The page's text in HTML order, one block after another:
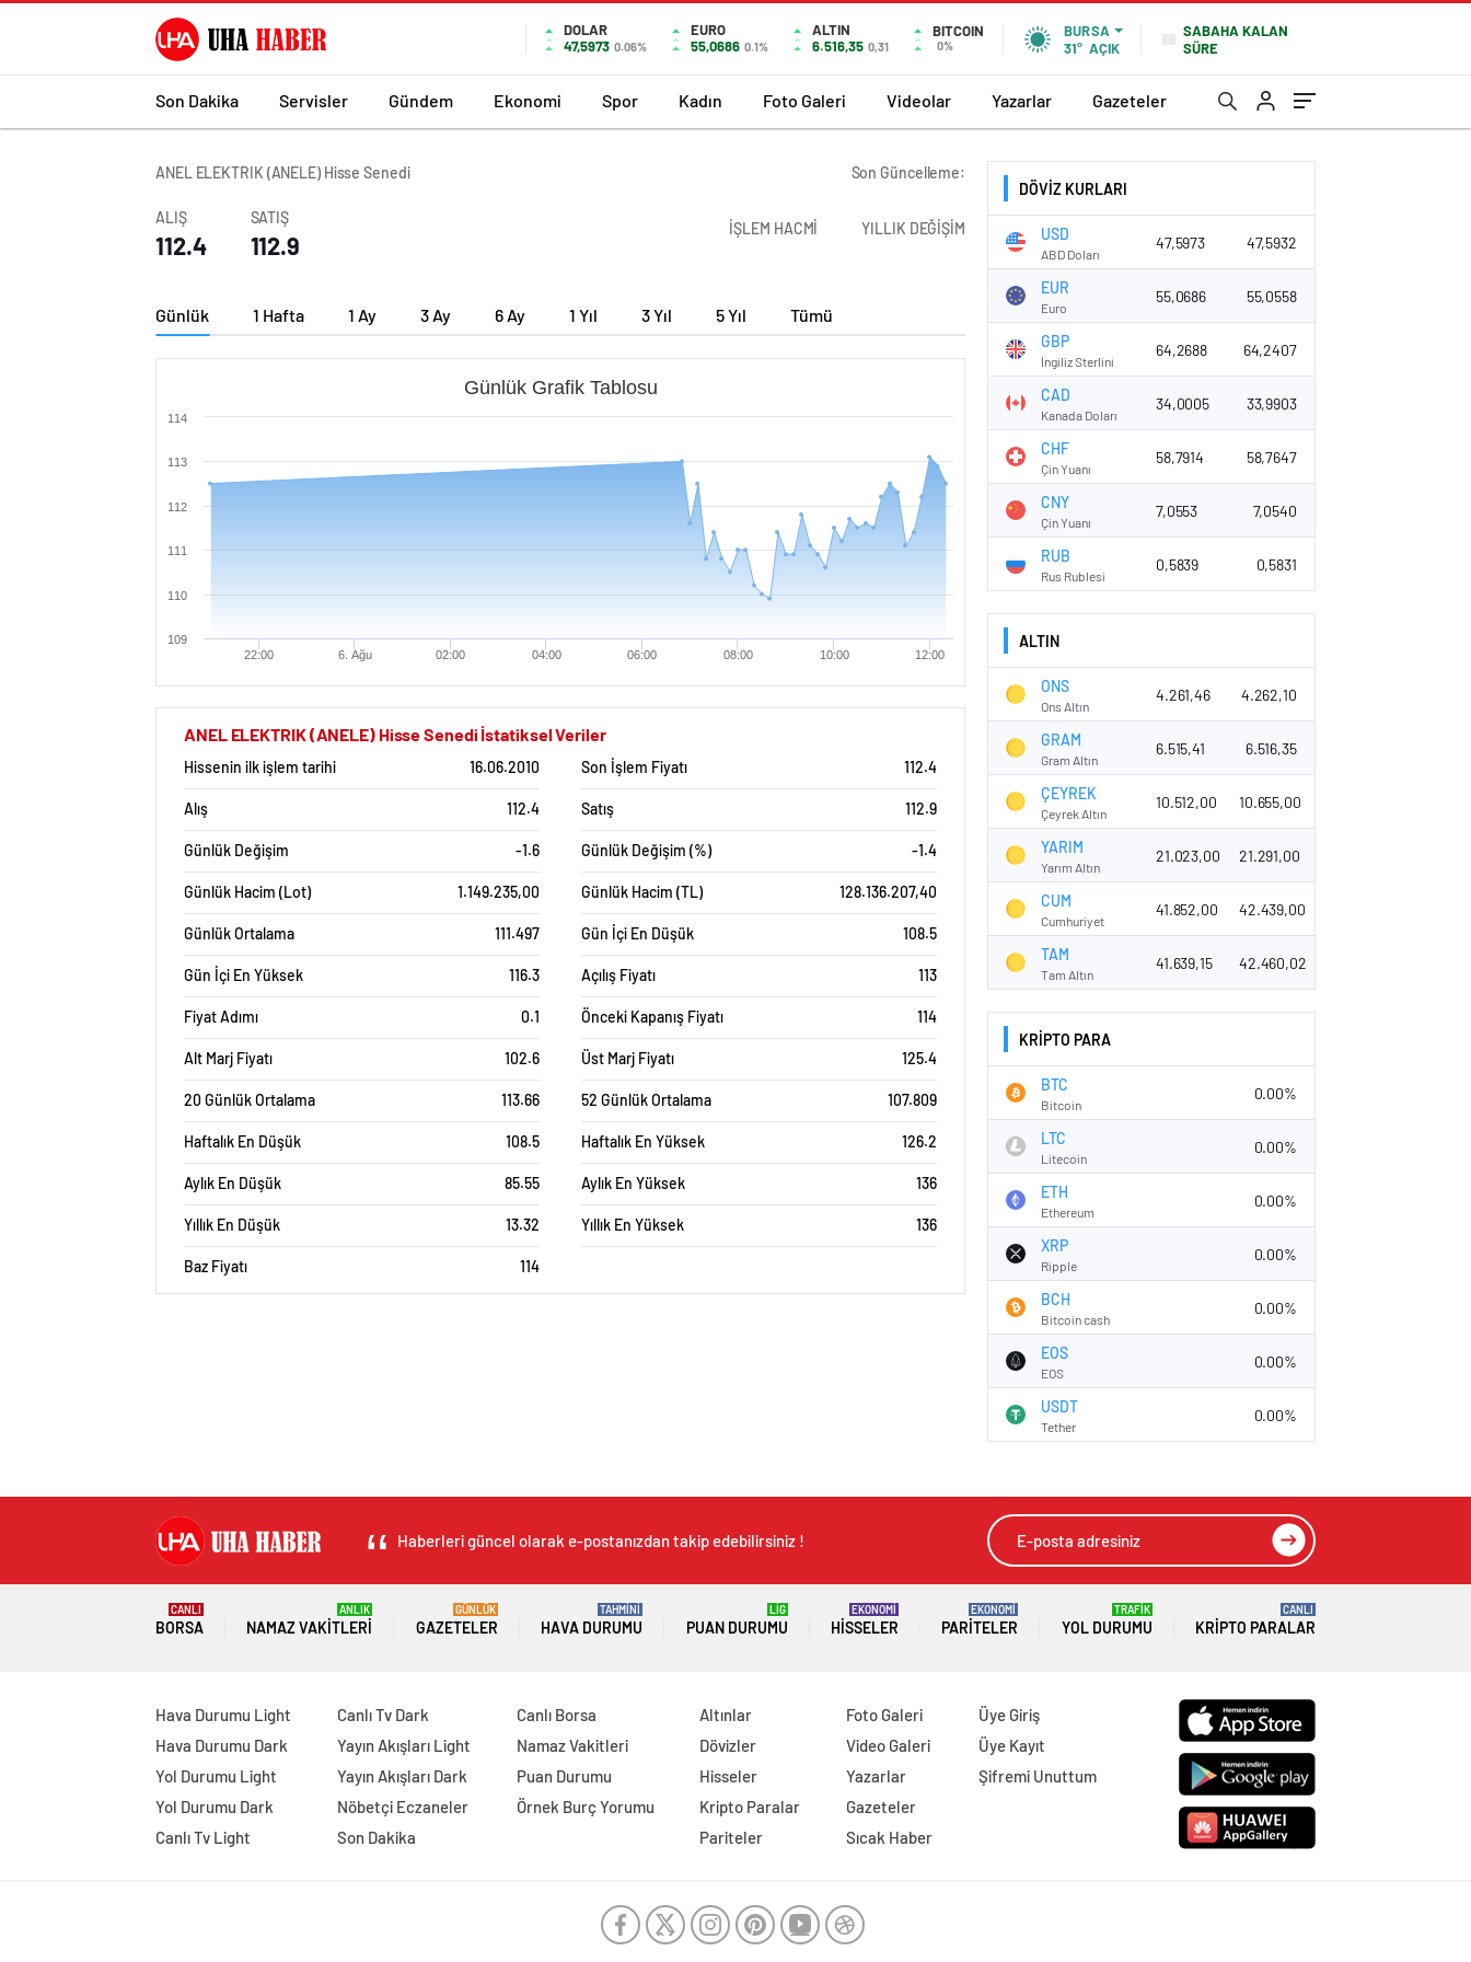
DOLAR
47,5973 0.06%
EURO
55,0686 0.1%
ALTIN
6.516,35 0,31
BITCOIN
0%
BURSA
31° AÇIK
SABAHA KALAN
SÜRE
Son Dakika Servisler Gündem Ekonomi Spor Kadın Foto Galeri Videolar Yazarlar Gazeteler
ANEL ELEKTRIK (ANELE) Hisse Senedi Son Güncelleme:
ALIŞ
112.4
SATIŞ
112.9
İŞLEM HACMİ YILLIK DEĞİŞİM
Günlük 1 Hafta 1 Ay 3 Ay 6 Ay 1 Yıl 3 Yıl 5 Yıl Tümü
Günlük Grafik Tablosu
22:00 6. Ağu 02:00 04:00 06:00 08:00 10:00 12:00
109
110
111
112
113
114
ANEL ELEKTRIK (ANELE) Hisse Senedi İstatiksel Veriler
Hissenin ilk işlem tarihi 16.06.2010 Son İşlem Fiyatı 112.4
Alış 112.4 Satış 112.9
Günlük Değişim -1.6 Günlük Değişim (%) -1.4
Günlük Hacim (Lot) 1.149.235,00 Günlük Hacim (TL) 128.136.207,40
Günlük Ortalama 111.497 Gün İçi En Düşük 108.5
Gün İçi En Yüksek 116.3 Açılış Fiyatı 113
Fiyat Adımı 0.1 Önceki Kapanış Fiyatı 114
Alt Marj Fiyatı 102.6 Üst Marj Fiyatı 125.4
20 Günlük Ortalama 113.66 52 Günlük Ortalama 107.809
Haftalık En Düşük 108.5 Haftalık En Yüksek 126.2
Aylık En Düşük 85.55 Aylık En Yüksek 136
Yıllık En Düşük 13.32 Yıllık En Yüksek 136
Baz Fiyatı 114
DÖVİZ KURLARI
USD
ABD Doları
47,5973 47,5932
EUR
Euro
55,0686 55,0558
GBP
İngiliz Sterlini
64,2688 64,2407
CAD
Kanada Doları
34,0005 33,9903
CHF
Çin Yuanı
58,7914 58,7647
CNY
Çin Yuanı
7,0553 7,0540
RUB
Rus Rublesi
0,5839 0,5831
ALTIN
ONS
Ons Altın
4.261,46 4.262,10
GRAM
Gram Altın
6.515,41 6.516,35
ÇEYREK
Çeyrek Altın
10.512,00 10.655,00
YARIM
Yarım Altın
21.023,00 21.291,00
CUM
Cumhuriyet
41.852,00 42.439,00
TAM
Tam Altın
41.639,15 42.460,02
KRİPTO PARA
BTC
Bitcoin
0.00%
LTC
Litecoin
0.00%
ETH
Ethereum
0.00%
XRP
Ripple
0.00%
BCH
Bitcoin cash
0.00%
EOS
EOS
0.00%
USDT
Tether
0.00%
Haberleri güncel olarak e-postanızdan takip edebilirsiniz !
BORSA
CANLI
NAMAZ VAKITLERI
ANLIK
GAZETELER
GÜNLÜK
HAVA DURUMU
TAHMİNİ
PUAN DURUMU
LİG
HISSELER
EKONOMİ
PARITELER
EKONOMİ
YOL DURUMU
TRAFİK
KRIPTO PARALAR
CANLI
Hava Durumu Light
Hava Durumu Dark
Yol Durumu Light
Yol Durumu Dark
Canlı Tv Light
Canlı Tv Dark
Yayın Akışları Light
Yayın Akışları Dark
Nöbetçi Eczaneler
Son Dakika
Canlı Borsa
Namaz Vakitleri
Puan Durumu
Örnek Burç Yorumu
Altınlar
Dövizler
Hisseler
Kripto Paralar
Pariteler
Foto Galeri
Video Galeri
Yazarlar
Gazeteler
Sıcak Haber
Üye Giriş
Üye Kayıt
Şifremi Unuttum